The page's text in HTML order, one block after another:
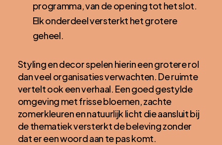
programma, van de opening tot het slot.
Elk onderdeel versterkt het grotere
geheel.
Styling en decor spelen hierin een grotere rol
dan veel organisaties verwachten. De ruimte
vertelt ook een verhaal. Een goed gestylde
omgeving met frisse bloemen, zachte
zomerkleuren en natuurlijk licht die aansluit bij
de thematiek versterkt de beleving zonder
dat er een woord aan te pas komt.